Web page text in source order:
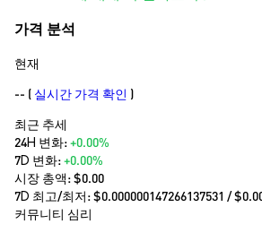
가격 분석
현재
-- ( 실시간 가격 확인 )
최근 추세
24H 변화:+0.00%
7D 변화:+0.00%
시장 총액:$0.00
7D 최고/최저: $0.000000147266137531 / $
커뮤니티 심리